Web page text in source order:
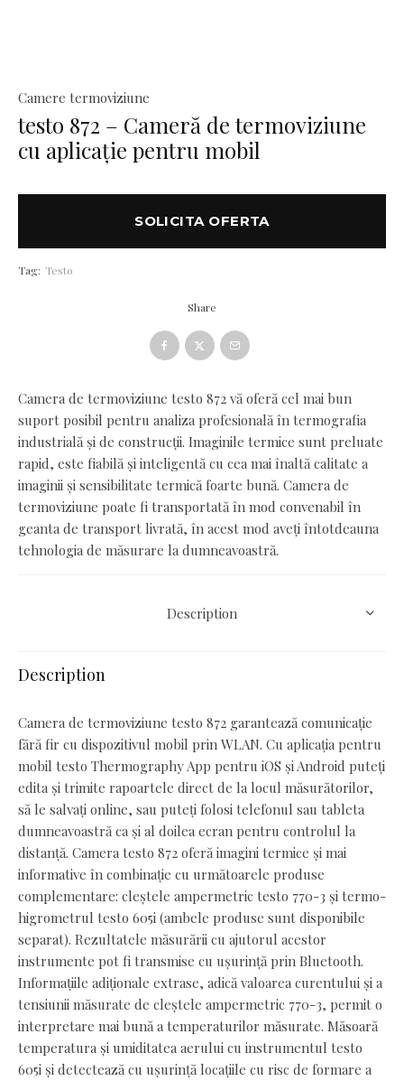
Camere termoviziune
testo 872 – Cameră de termoviziune
cu aplicație pentru mobil
Camera de termoviziune testo 872 vă oferă cel mai bun
suport posibil pentru analiza profesională în termografia
industrială și de construcții. Imaginile termice sunt preluate
rapid, este fiabilă și inteligentă cu cea mai înaltă calitate a
imaginii și sensibilitate termică foarte bună. Camera de
termoviziune poate fi transportată în mod convenabil în
geanta de transport livrată, în acest mod aveți întotdeauna
tehnologia de măsurare la dumneavoastră.
SOLICITA OFERTA
Tag: Testo
Share
Description
Description
Camera de termoviziune testo 872 garantează comunicație
fără fir cu dispozitivul mobil prin WLAN. Cu aplicația pentru
mobil testo Thermography App pentru iOS și Android puteți
edita și trimite rapoartele direct de la locul măsurătorilor,
să le salvați online, sau puteți folosi telefonul sau tableta
dumneavoastră ca și al doilea ecran pentru controlul la
distanță. Camera testo 872 oferă imagini termice și mai
informative în combinație cu următoarele produse
complementare: cleștele ampermetric testo 770-3 și termo-
higrometrul testo 605i (ambele produse sunt disponibile
separat). Rezultatele măsurării cu ajutorul acestor
instrumente pot fi transmise cu ușurință prin Bluetooth.
Informațiile adiționale extrase, adică valoarea curentului și a
tensiunii măsurate de cleștele ampermetric 770-3, permit o
interpretare mai bună a temperaturilor măsurate. Măsoară
temperatura și umiditatea aerului cu instrumentul testo
605i și detectează cu ușurință locațiile cu risc de formare a